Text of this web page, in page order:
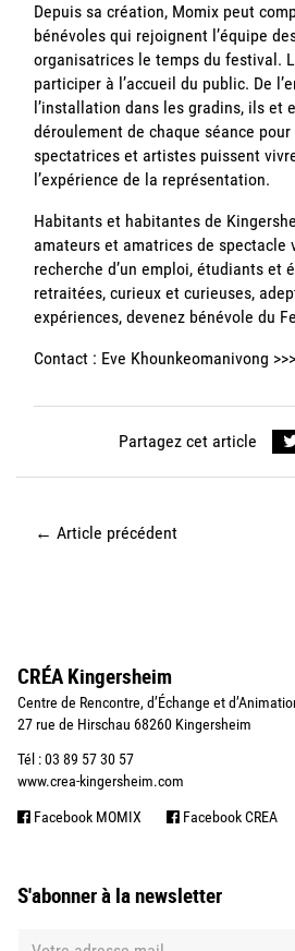
Depuis sa création, Momix peut
bénévoles qui rejoignent l’équipe
organisatrices le temps du festival.
participer à l’accueil du public. De
l’installation dans les gradins, ils et
déroulement de chaque séance
spectatrices et artistes puissent
l’expérience de la représentation.
Habitants et habitantes de
amateurs et amatrices de spectacle
recherche d’un emploi, étudiants et
retraitées, curieux et curieuses,
expériences, devenez bénévole du
Contact : Eve Khounkeomanivong >>>
Partagez cet article
← Article précédent
CRÉA Kingersheim
Centre de Rencontre, d’Échange et
27 rue de Hirschau 68260 Kingersheim
Tél : 03 89 57 30 57
www.crea-kingersheim.com
Facebook MOMIX Facebook CREA
S'abonner à la newsletter